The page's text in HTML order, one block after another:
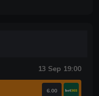
13 Sep 19:00
6.00